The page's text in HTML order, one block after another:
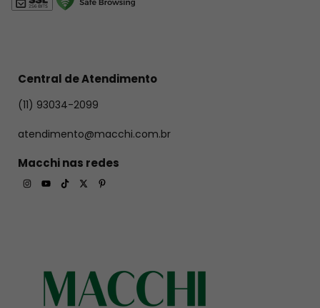
Central de Atendimento
(11) 93034-2099
atendimento@macchi.com.br
Macchi nas redes